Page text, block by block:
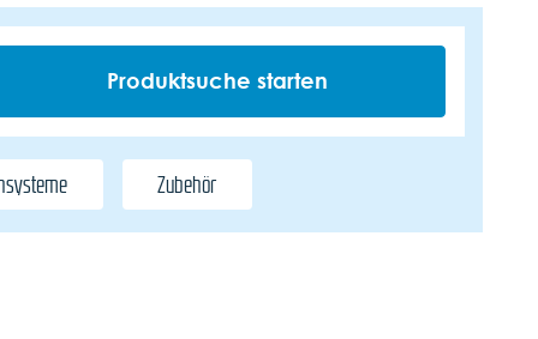
Zubehör